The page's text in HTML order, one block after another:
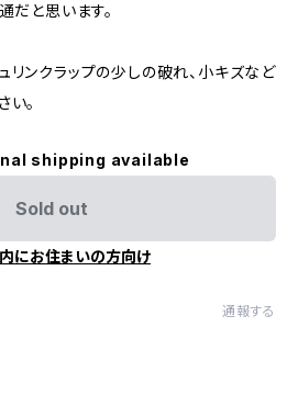
だと思います。
ンクラップの少しの破れ、小キズなど
。
shipping available
Sold out
にお住まいの方向け
通報する